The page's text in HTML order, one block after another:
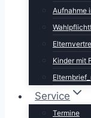
Aufnahme
Kinder mit
Service
Termine